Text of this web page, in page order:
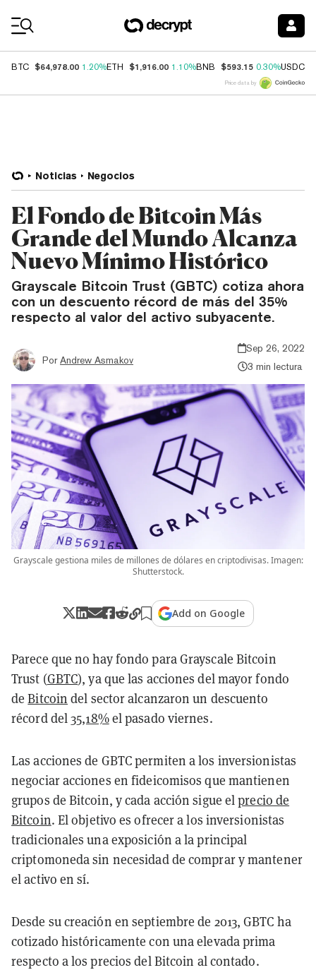
BTC $64,978.00 1.20%ETH $1,916.00 1.10%BNB $593.15 0.30%USDC
Price data by
Noticias Negocios
El Fondo de Bitcoin Más
Grande del Mundo Alcanza
Nuevo Mínimo Histórico
Grayscale Bitcoin Trust (GBTC) cotiza ahora
con un descuento récord de más del 35%
respecto al valor del activo subyacente.
Por Andrew Asmakov
Sep 26, 2022
3 min lectura
Grayscale gestiona miles de millones de dólares en criptodivisas. Imagen:
Shutterstock.
Add on Google
Parece que no hay fondo para Grayscale Bitcoin
Trust (GBTC), ya que las acciones del mayor fondo
deBitcoin del sector alcanzaron un descuento
récord del35,18%el pasado viernes.
Las acciones de GBTC permiten a los inversionistas
negociar acciones en fideicomisos que mantienen
grupos de Bitcoin, y cada acción sigue elprecio de
Bitcoin. El objetivo es ofrecer a los inversionistas
tradicionales una exposición a la principal
criptomoneda sin necesidad de comprar y mantener
el activo en sí.
Desde su creación en septiembre de 2013, GBTC ha
cotizado históricamente con una elevada prima
respecto a los precios del Bitcoin al contado.